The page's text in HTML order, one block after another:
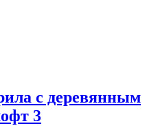
с деревянным
3